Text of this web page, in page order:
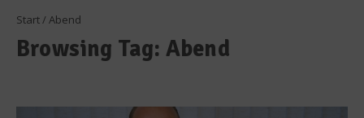
Start/ Abend
Browsing Tag: Abend